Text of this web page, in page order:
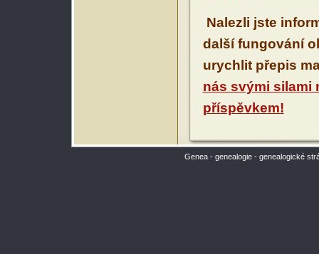
Nalezli jste
další fungování
urychlit přepis
nás svými silami
příspěvkem!
Genea - genealogie - genealogické